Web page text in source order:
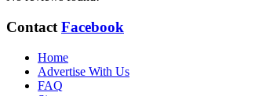
Contact Facebook
Home
Advertise With Us
FAQ